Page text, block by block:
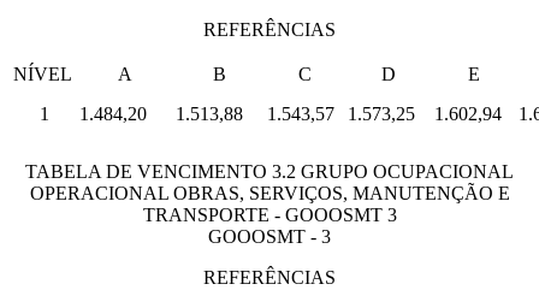
REFERÊNCIAS
NÍVEL A B C D
E
1
1.484,20 1.513,88 1.543,57 1.573,25 1.602,94
TABELA DE VENCIMENTO 3.2 GRUPO OCUPACIONAL
OPERACIONAL OBRAS, SERVIÇOS, MANUTENÇÃO E
TRANSPORTE - GOOOSMT 3
GOOOSMT - 3
REFERÊNCIAS